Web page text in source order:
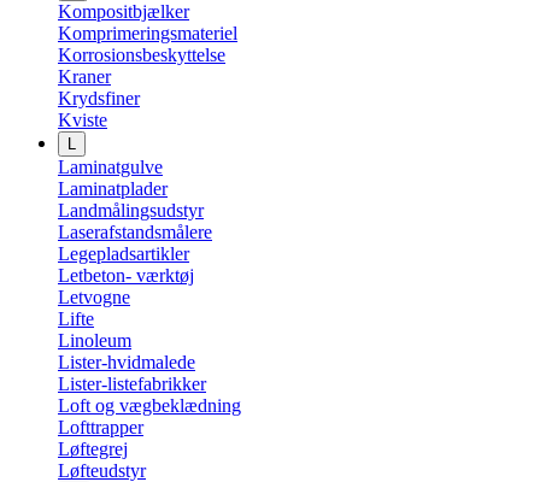
Kompositbjælker
Komprimeringsmateriel
Korrosionsbeskyttelse
Kraner
Krydsfiner
Kviste
L
Laminatgulve
Laminatplader
Landmålingsudstyr
Laserafstandsmålere
Legepladsartikler
Letbeton- værktøj
Letvogne
Lifte
Linoleum
Lister-hvidmalede
Lister-listefabrikker
Loft og vægbeklædning
Lofttrapper
Løftegrej
Løfteudstyr